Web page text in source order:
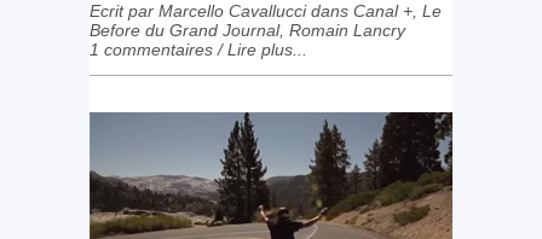
Ecrit par Marcello Cavallucci dans Canal + Le
Before du Grand Journal, Romain Lancry
1 commentaires /Lire plus...